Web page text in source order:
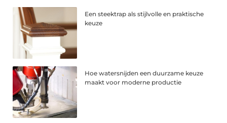
Een steektrap als stijlvolle en praktische
keuze
Hoe watersnijden een duurzame keuze
maakt voor moderne productie